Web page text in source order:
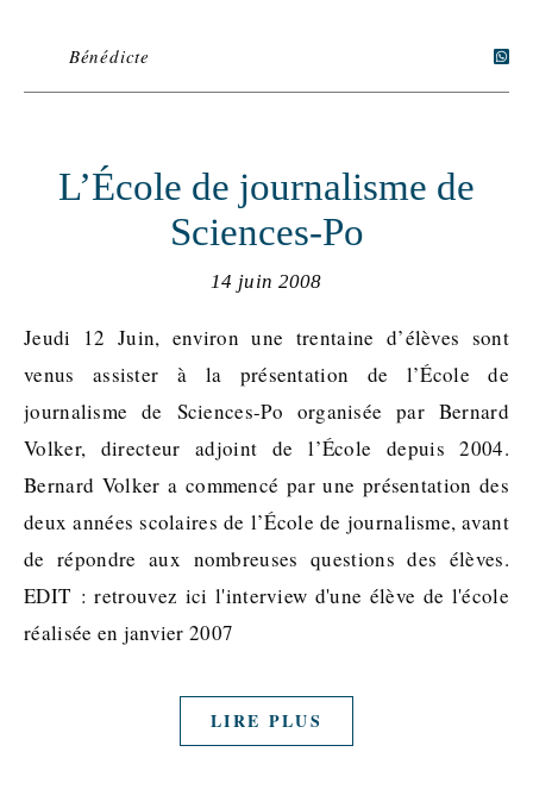
Bénédicte
L’École de journalisme de
Sciences-Po
14 juin 2008
Jeudi 12 Juin, environ une trentaine d’élèves sont
venus assister à la présentation de l’École de
journalisme de Sciences-Po organisée par Bernard
Volker, directeur adjoint de l’École depuis 2004.
Bernard Volker a commencé par une présentation des
deux années scolaires de l’École de journalisme, avant
de répondre aux nombreuses questions des élèves.
EDIT : retrouvez ici l'interview d'une élève de l'école
réalisée en janvier 2007
LIRE PLUS